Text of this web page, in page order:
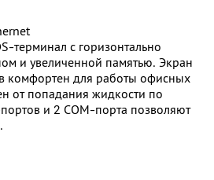
терминал с горизонтально
и увеличенной памятью. Экран
комфортен для работы офисных
от попадания жидкости по
и 2 COM-порта позволяют